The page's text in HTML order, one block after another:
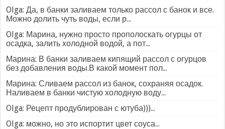
Olga: Да, в банки заливаем только рассол с банок и все.
Можно долить чуть воды, если р...
Olga: Марина, нужно просто прополоскать огурцы от
осадка, залить холодной водой, а пот...
Марина: В банки заливаем кипящий рассол с огурцов
без добавления воды.В какой момент пол...
Марина: Сливаем рассол из банок, сохраняя осадок.
Наливаем в банки чистую холодную воду...
Olga: Рецепт продублирован с ютуба)))...
Olga: можно, но это испортит цвет соуса...